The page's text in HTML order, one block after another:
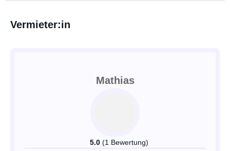
Vermieter:in
Mathias
5.0 (1 Bewertung)